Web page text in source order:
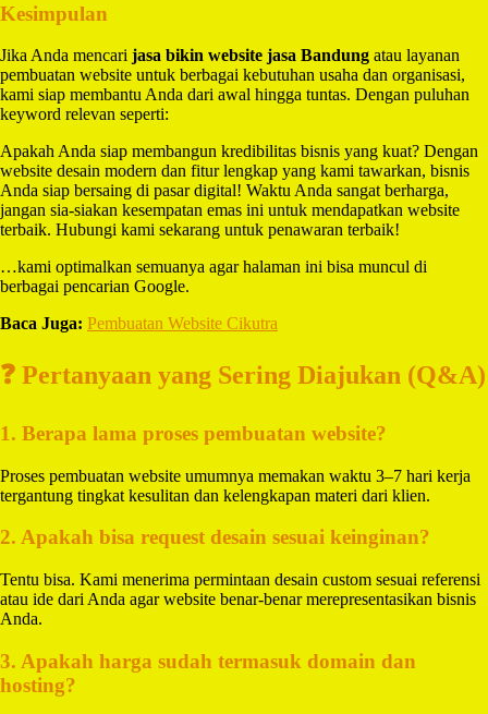
Kesimpulan
Jika Anda mencari jasa bikin website jasa Bandung atau layanan
pembuatan website untuk berbagai kebutuhan usaha dan organisasi,
kami siap membantu Anda dari awal hingga tuntas. Dengan puluhan
keyword relevan seperti:
Apakah Anda siap membangun kredibilitas bisnis yang kuat? Dengan
website desain modern dan fitur lengkap yang kami tawarkan, bisnis
Anda siap bersaing di pasar digital! Waktu Anda sangat berharga,
jangan sia-siakan kesempatan emas ini untuk mendapatkan website
terbaik. Hubungi kami sekarang untuk penawaran terbaik!
…kami optimalkan semuanya agar halaman ini bisa muncul di
berbagai pencarian Google.
Baca Juga: Pembuatan Website Cikutra
❓ Pertanyaan yang Sering Diajukan (Q&A)
1. Berapa lama proses pembuatan website?
Proses pembuatan website umumnya memakan waktu 3–7 hari kerja
tergantung tingkat kesulitan dan kelengkapan materi dari klien.
2. Apakah bisa request desain sesuai keinginan?
Tentu bisa. Kami menerima permintaan desain custom sesuai referensi
atau ide dari Anda agar website benar-benar merepresentasikan bisnis
Anda.
3. Apakah harga sudah termasuk domain dan
hosting?